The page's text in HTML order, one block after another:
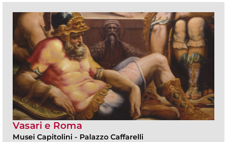
Vasari e Roma
Musei Capitolini - Palazzo Caffarelli